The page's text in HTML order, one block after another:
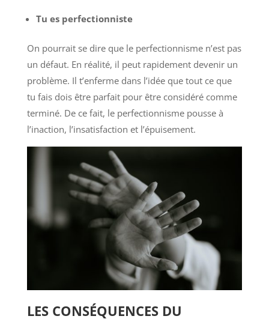
Tu es perfectionniste
On pourrait se dire que le perfectionnisme n’est pas
un défaut. En réalité, il peut rapidement devenir un
problème. Il t’enferme dans l’idée que tout ce que
tu fais dois être parfait pour être considéré comme
terminé. De ce fait, le perfectionnisme pousse à
l’inaction, l’insatisfaction et l’épuisement.
LES CONSÉQUENCES DU